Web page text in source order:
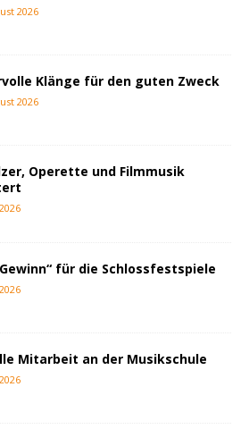
2026
Klänge für den guten Zweck
2026
Operette und Filmmusik
für die Schlossfestspiele
Mitarbeit an der Musikschule